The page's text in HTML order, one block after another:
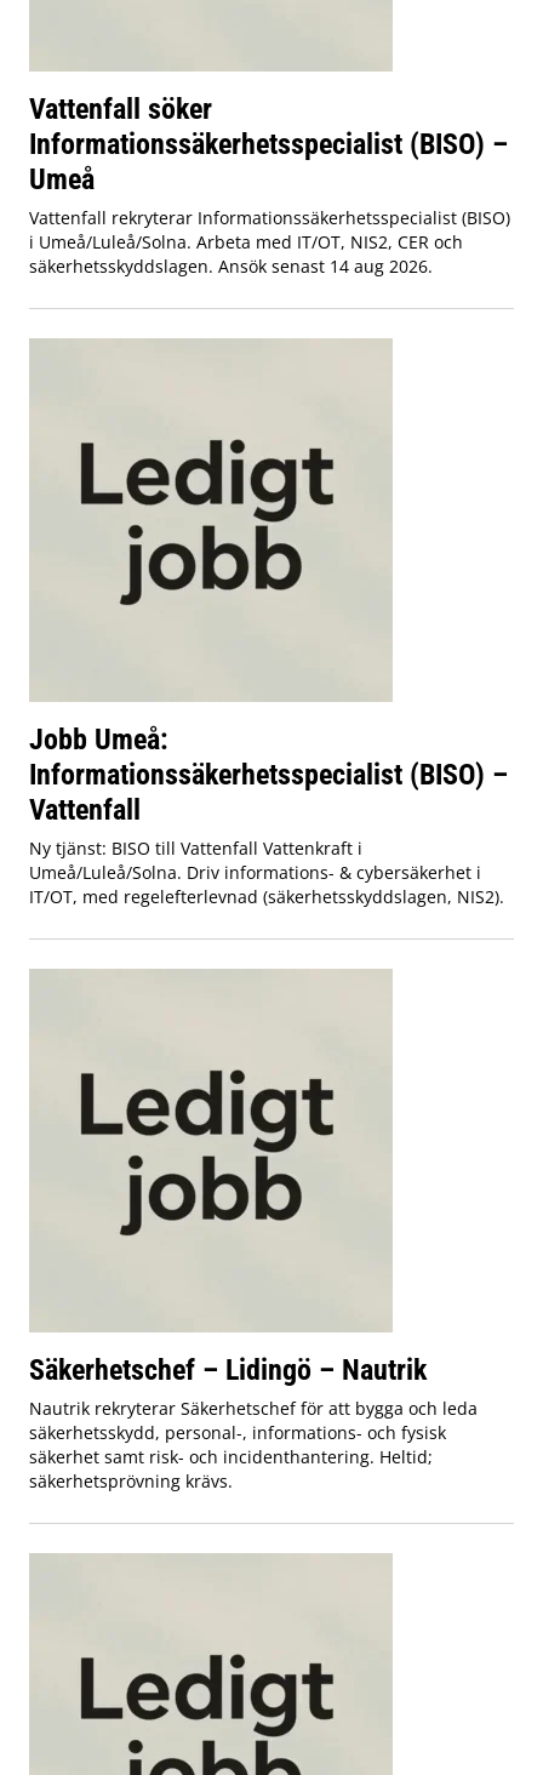
Vattenfall söker
Informationssäkerhetsspecialist (BISO) –
Umeå
Vattenfall rekryterar Informationssäkerhetsspecialist (BISO)
i Umeå/Luleå/Solna. Arbeta med IT/OT, NIS2, CER och
säkerhetsskyddslagen. Ansök senast 14 aug 2026.
Jobb Umeå:
Informationssäkerhetsspecialist (BISO) –
Vattenfall
Ny tjänst: BISO till Vattenfall Vattenkraft i
Umeå/Luleå/Solna. Driv informations- & cybersäkerhet i
IT/OT, med regelefterlevnad (säkerhetsskyddslagen, NIS2).
Säkerhetschef – Lidingö – Nautrik
Nautrik rekryterar Säkerhetschef för att bygga och leda
säkerhetsskydd, personal-, informations- och fysisk
säkerhet samt risk- och incidenthantering. Heltid;
säkerhetsprövning krävs.